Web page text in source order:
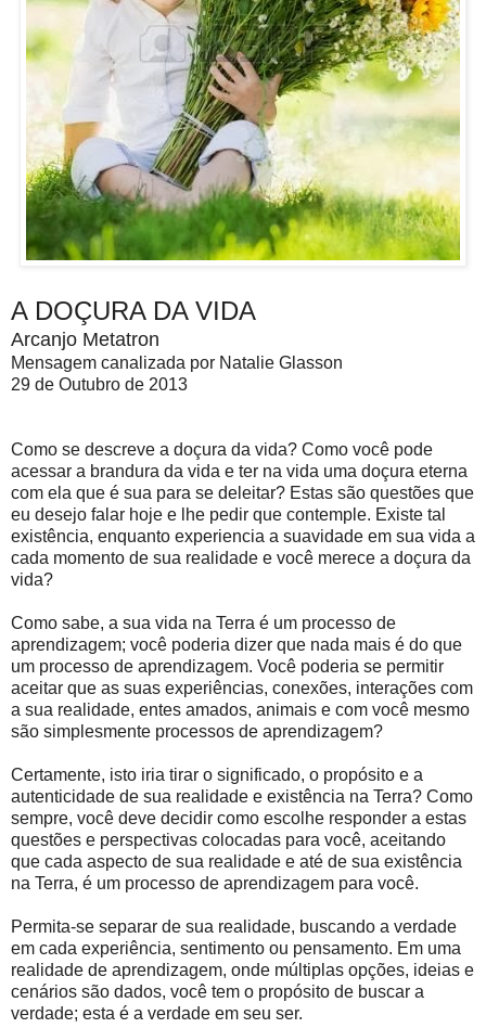
A DOÇURA DA VIDA
Arcanjo Metatron
Mensagem canalizada por Natalie Glasson
29 de Outubro de 2013
Como se descreve a doçura da vida? Como você pode
acessar a brandura da vida e ter na vida uma doçura eterna
com ela que é sua para se deleitar? Estas são questões que
eu desejo falar hoje e lhe pedir que contemple. Existe tal
existência, enquanto experiencia a suavidade em sua vida a
cada momento de sua realidade e você merece a doçura da
vida?
Como sabe, a sua vida na Terra é um processo de
aprendizagem; você poderia dizer que nada mais é do que
um processo de aprendizagem. Você poderia se permitir
aceitar que as suas experiências, conexões, interações com
a sua realidade, entes amados, animais e com você mesmo
são simplesmente processos de aprendizagem?
Certamente, isto iria tirar o significado, o propósito e a
autenticidade de sua realidade e existência na Terra? Como
sempre, você deve decidir como escolhe responder a estas
questões e perspectivas colocadas para você, aceitando
que cada aspecto de sua realidade e até de sua existência
na Terra, é um processo de aprendizagem para você.
Permita-se separar de sua realidade, buscando a verdade
em cada experiência, sentimento ou pensamento. Em uma
realidade de aprendizagem, onde múltiplas opções, ideias e
cenários são dados, você tem o propósito de buscar a
verdade; esta é a verdade em seu ser.